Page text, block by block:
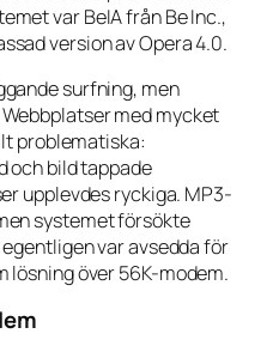
var BeIA från Be Inc.,
version av Opera 4.0.
surfning, men
med mycket
problematiska:
och bild tappade
upplevdes ryckiga. MP3-
systemet försökte
var avsedda för
lösning över 56K-modem.